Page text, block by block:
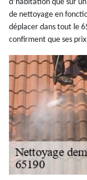
d’habitation que sur
de nettoyage en
déplacer dans tout le
confirment que ses